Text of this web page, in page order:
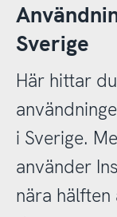
Sverige
Här hittar
i Sverige.
använder
nära